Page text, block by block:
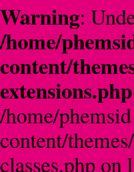
Warning:
/home/
content/
extensions.php
/home/
content/
classes.php on